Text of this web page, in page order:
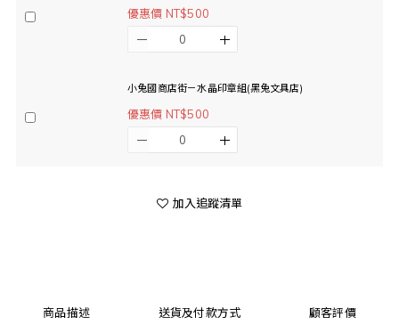
優惠價 NT$500
小兔國商店街－水晶印章組(黑兔文具店)
優惠價 NT$500
加入追蹤清單
商品描述 送貨及付款方式 顧客評價